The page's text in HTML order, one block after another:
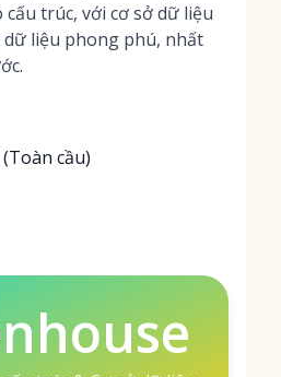
trúc, với cơ sở dữ liệu
liệu phong phú, nhất
cầu)